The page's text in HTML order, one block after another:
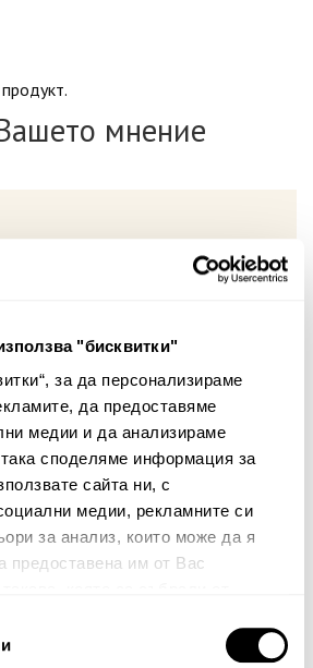
"бисквитки"
за да персонализираме
да предоставяме
медии и да анализираме
споделяме информация за
сайта ни, с
медии, рекламните си
за анализ, които може да я
предоставена им от Вас
мнение
се поддържа!
Най-висока